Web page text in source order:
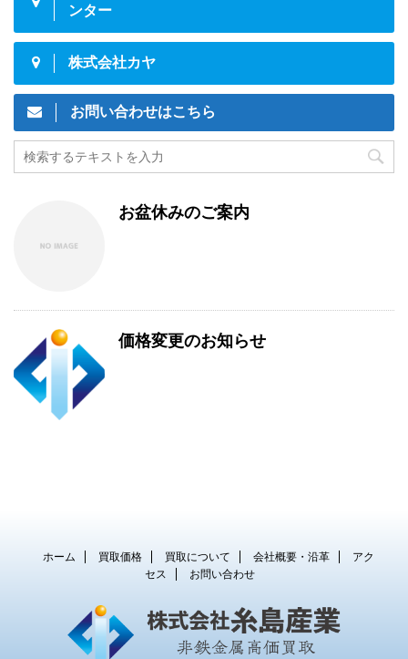
ンター
株式会社カヤ
お問い合わせはこちら
お盆休みのご案内
価格変更のお知らせ
ホーム 買取価格 買取について 会社概要・沿革
アク
セス
お問い合わせ